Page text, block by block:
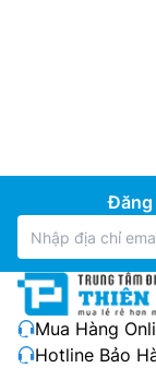
Đăng
Mua Hàng
Hotline Bảo